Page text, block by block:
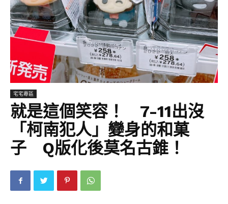
宅宅專區
就是這個笑容！ 7-11出沒
「柯南犯人」變身的和菓
子 Q版化後莫名古錐！